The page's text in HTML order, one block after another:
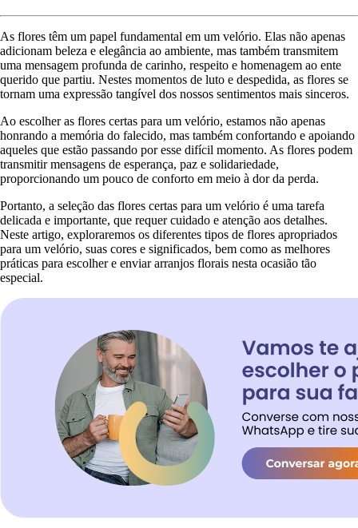
As flores têm um papel fundamental em um velório. Elas não apenas
adicionam beleza e elegância ao ambiente, mas também transmitem
uma mensagem profunda de carinho, respeito e homenagem ao ente
querido que partiu. Nestes momentos de luto e despedida, as flores se
tornam uma expressão tangível dos nossos sentimentos mais sinceros.
Ao escolher as flores certas para um velório, estamos não apenas
honrando a memória do falecido, mas também confortando e apoiando
aqueles que estão passando por esse difícil momento. As flores podem
transmitir mensagens de esperança, paz e solidariedade,
proporcionando um pouco de conforto em meio à dor da perda.
Portanto, a seleção das flores certas para um velório é uma tarefa
delicada e importante, que requer cuidado e atenção aos detalhes.
Neste artigo, exploraremos os diferentes tipos de flores apropriados
para um velório, suas cores e significados, bem como as melhores
práticas para escolher e enviar arranjos florais nesta ocasião tão
especial.